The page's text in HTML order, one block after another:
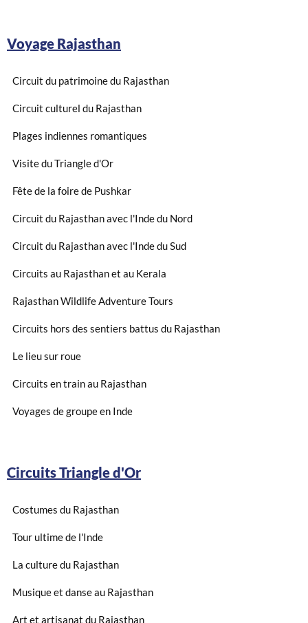
Voyage Rajasthan
Circuit du patrimoine du Rajasthan
Circuit culturel du Rajasthan
Plages indiennes romantiques
Visite du Triangle d'Or
Fête de la foire de Pushkar
Circuit du Rajasthan avec l'Inde du Nord
Circuit du Rajasthan avec l'Inde du Sud
Circuits au Rajasthan et au Kerala
Rajasthan Wildlife Adventure Tours
Circuits hors des sentiers battus du Rajasthan
Le lieu sur roue
Circuits en train au Rajasthan
Voyages de groupe en Inde
Circuits Triangle d'Or
Costumes du Rajasthan
Tour ultime de l'Inde
La culture du Rajasthan
Musique et danse au Rajasthan
Art et artisanat du Rajasthan